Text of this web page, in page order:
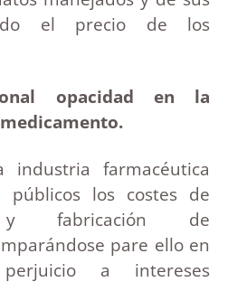
el precio de los
opacidad en la
farmacéutica
públicos los costes de
y fabricación de
pare ello en
a intereses